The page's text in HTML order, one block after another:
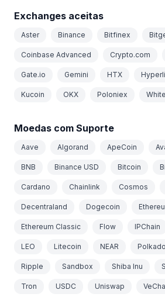
Exchanges aceitas
Aster Binance Bitfinex
Coinbase Advanced Crypto.com
Gate.io Gemini HTX
Kucoin OKX Poloniex
Moedas com Suporte
Aave Algorand ApeCoin
BNB Binance USD Bitcoin
Cardano Chainlink Cosmos
Decentraland Dogecoin
Ethereum Classic Flow IPChain
LEO Litecoin NEAR
Ripple Sandbox Shiba Inu
Tron USDC Uniswap